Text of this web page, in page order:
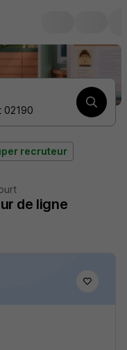
02190
recruteur
de ligne